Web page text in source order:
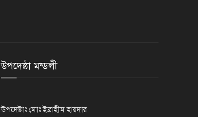
উপদেষ্ঠা মন্ডলী
উপদেষ্টাঃ মোঃ ইব্রাহীম হায়দার